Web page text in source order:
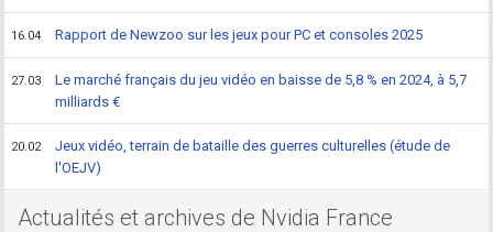
16.04 Rapport de Newzoo sur les jeux pour PC et consoles 2025
27.03
Le marché français du jeu vidéo en baisse de 5,8 % en 2024, à 5,7
milliards €
20.02
Jeux vidéo, terrain de bataille des guerres culturelles (étude de
l'OEJV)
Actualités et archives de Nvidia France